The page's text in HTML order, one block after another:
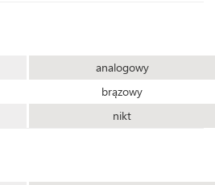
analogowy
brązowy
nikt